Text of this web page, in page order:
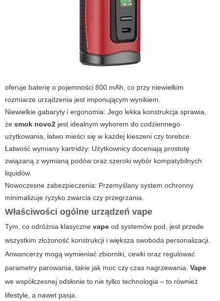
oferuje baterię o pojemności 800 mAh, co przy niewielkim
rozmiarze urządzenia jest imponującym wynikiem.
Niewielkie gabaryty i ergonomia: Jego lekka konstrukcja sprawia,
że smok novo2 jest idealnym wyborem do codziennego
użytkowania, łatwo mieści się w każdej kieszeni czy torebce.
Łatwość wymiany kartridży: Użytkownicy doceniają prostotę
związaną z wymianą podów oraz szeroki wybór kompatybilnych
liquidów.
Nowoczesne zabezpieczenia: Przemyślany system ochronny
minimalizuje ryzyko zwarcia czy przegrzania.
Właściwości ogólne urządzeń vape
Tym, co odróżnia klasyczne vape od systemów pod, jest przede
wszystkim złożoność konstrukcji i większa swoboda personalizacji.
Anwancerzy mogą wymieniać zbiorniki, cewki oraz regulować
parametry parowania, takie jak moc czy czas nagrzewania. Vape
we współczesnej odsłonie to nie tylko technologia – to również
lifestyle, a nawet pasja.